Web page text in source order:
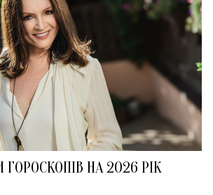
ГОРОСКОПІВ НА 2026 РІК